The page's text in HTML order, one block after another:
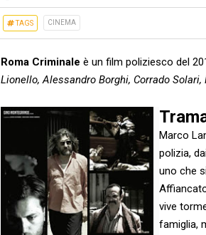
TAGS CINEMA
Roma Criminale è un film poliziesco del
Lionello, Alessandro Borghi, Corrado
Marco
polizia,
uno che
vive
famiglia,